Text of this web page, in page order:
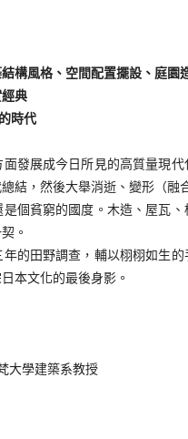
構風格、空間配置擺設、庭園
典
時代
發展成今日所見的高質量現
結，然後大舉消逝、變形（融
個貧窮的國度。木造、屋瓦
。
的田野調查，輔以栩栩如生
本文化的最後身影。
大學建築系教授